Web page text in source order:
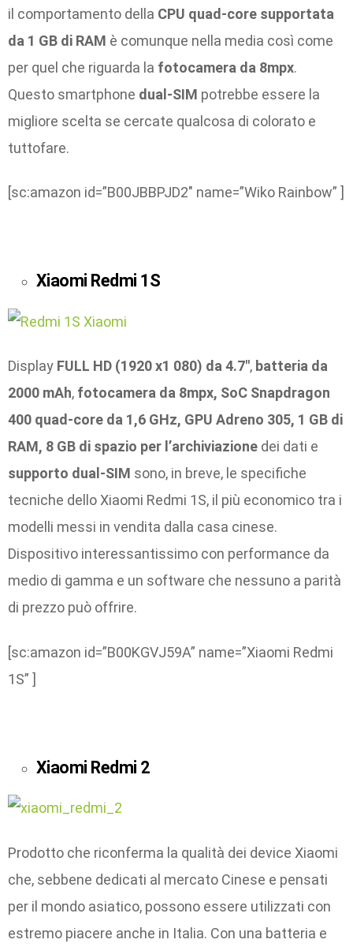
il comportamento della CPU quad-core supportata
da 1 GB di RAM è comunque nella media così come
per quel che riguarda la fotocamera da 8mpx.
Questo smartphone dual-SIM potrebbe essere la
migliore scelta se cercate qualcosa di colorato e
tuttofare.
[sc:amazon id=”B00JBBPJD2″ name=”Wiko Rainbow” ]
Xiaomi Redmi 1S
Display FULL HD (1920 x1 080) da 4.7″, batteria da
2000 mAh, fotocamera da 8mpx, SoC Snapdragon
400 quad-core da 1,6 GHz, GPU Adreno 305, 1 GB di
RAM, 8 GB di spazio per l’archiviazione dei dati e
supporto dual-SIM sono, in breve, le specifiche
tecniche dello Xiaomi Redmi 1S, il più economico tra i
modelli messi in vendita dalla casa cinese.
Dispositivo interessantissimo con performance da
medio di gamma e un software che nessuno a parità
di prezzo può offrire.
[sc:amazon id=”B00KGVJ59A” name=”Xiaomi Redmi
1S” ]
Xiaomi Redmi 2
Prodotto che riconferma la qualità dei device Xiaomi
che, sebbene dedicati al mercato Cinese e pensati
per il mondo asiatico, possono essere utilizzati con
estremo piacere anche in Italia. Con una batteria e